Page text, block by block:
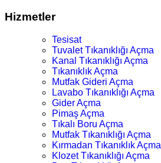
Hizmetler
Tesisat
Tuvalet Tıkanıklığı Açma
Kanal Tıkanıklığı Açma
Tıkanıklık Açma
Mutfak Gideri Açma
Lavabo Tıkanıklığı Açma
Gider Açma
Pimaş Açma
Tıkalı Boru Açma
Mutfak Tıkanıklığı Açma
Kırmadan Tıkanıklık Açma
Klozet Tıkanıklığı Açma